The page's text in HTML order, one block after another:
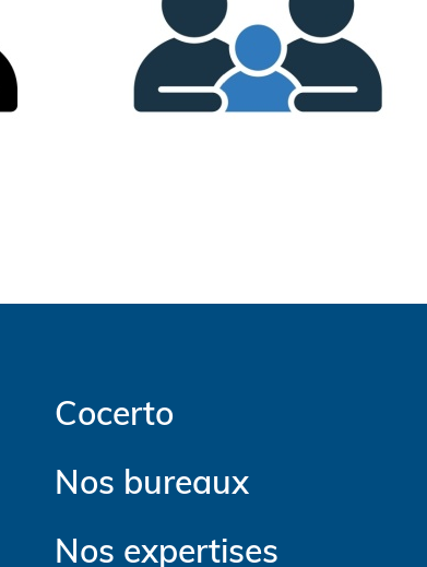
Cocerto
Nos bureaux
Nos expertises